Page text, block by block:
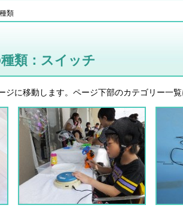
類
類：スイッチ
に移動します。ページ下部のカテゴリー一